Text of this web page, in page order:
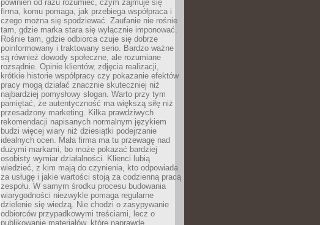
powinien od razu rozumieć, czym zajmuje się
firma, komu pomaga, jak przebiega współpraca i
czego można się spodziewać. Zaufanie nie rośnie
tam, gdzie marka stara się wyłącznie imponować.
Rośnie tam, gdzie odbiorca czuje się dobrze
poinformowany i traktowany serio. Bardzo ważne
są również dowody społeczne, ale rozumiane
rozsądnie. Opinie klientów, zdjęcia realizacji,
krótkie historie współpracy czy pokazanie efektów
pracy mogą działać znacznie skuteczniej niż
najbardziej pomysłowy slogan. Warto przy tym
pamiętać, że autentyczność ma większą siłę niż
przesadzony marketing. Kilka prawdziwych
rekomendacji napisanych normalnym językiem
budzi więcej wiary niż dziesiątki podejrzanie
idealnych ocen. Mała firma ma tu przewagę nad
dużymi markami, bo może pokazać bardziej
osobisty wymiar działalności. Klienci lubią
wiedzieć, z kim mają do czynienia, kto odpowiada
za usługę i jakie wartości stoją za codzienną pracą
zespołu. W samym środku procesu budowania
wiarygodności niezwykle pomaga regularne
dzielenie się wiedzą. Nie chodzi o zasypywanie
odbiorców przypadkowymi treściami, lecz o
publikowanie materiałów, które naprawdę